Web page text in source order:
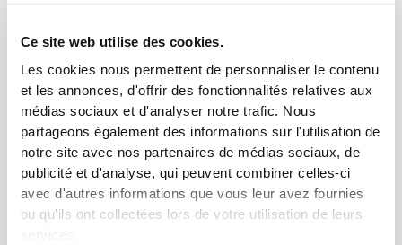
Ce site web utilise des cookies.
Les cookies nous permettent de personnaliser le contenu
et les annonces, d'offrir des fonctionnalités relatives aux
médias sociaux et d'analyser notre trafic. Nous
partageons également des informations sur l'utilisation de
notre site avec nos partenaires de médias sociaux, de
publicité et d'analyse, qui peuvent combiner celles-ci
avec d'autres informations que vous leur avez fournies
ou qu'ils ont collectées lors de votre utilisation de leurs
Sans étiquettes cousues
Nos vêtements sont synonymes de confort. Nous
avons opté pour une approche qui laisse une réelle
empreinte sur nos vêtements : le sans coutures !
L'absence d'étiquettes cousues vient renforcer la
sensation de confort en évitant les frottements
contre la peau.